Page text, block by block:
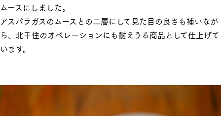
ムースにしました。
アスパラガスのムースとの二層にして見た目の良さも補いなが
ら、北千住のオペレーションにも耐えうる商品として仕上げて
います。